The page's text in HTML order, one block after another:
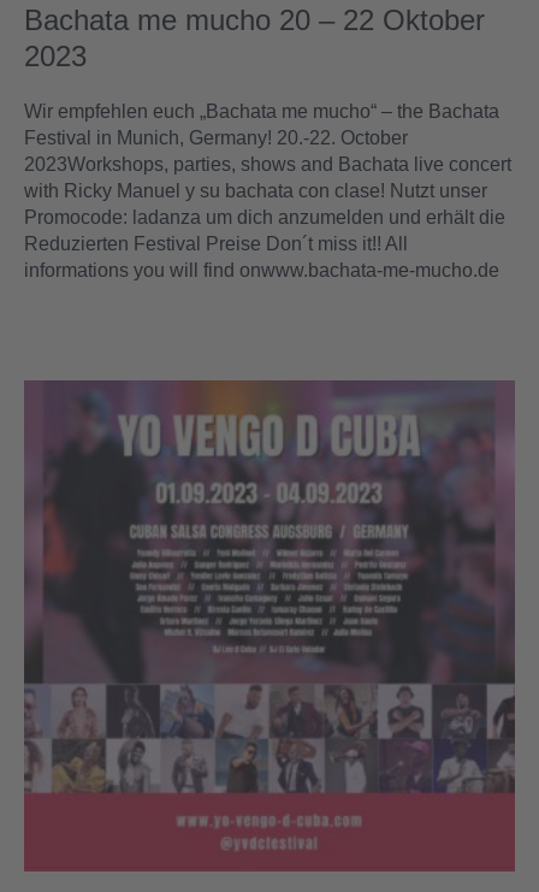
Bachata me mucho 20 – 22 Oktober
2023
Wir empfehlen euch „Bachata me mucho“ – the Bachata
Festival in Munich, Germany! 20.-22. October
2023Workshops, parties, shows and Bachata live concert
with Ricky Manuel y su bachata con clase! Nutzt unser
Promocode: ladanza um dich anzumelden und erhält die
Reduzierten Festival Preise Don´t miss it!! All
informations you will find onwww.bachata-me-mucho.de